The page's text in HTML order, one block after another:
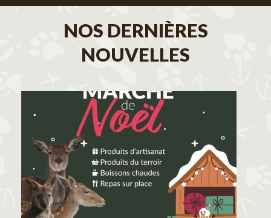
NOS DERNIÈRES
NOUVELLES